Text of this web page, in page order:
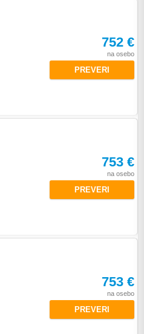
752 €
na osebo
PREVERI
753 €
na osebo
PREVERI
753 €
na osebo
PREVERI